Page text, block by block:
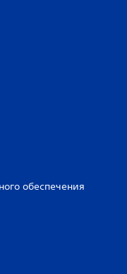
обеспечения